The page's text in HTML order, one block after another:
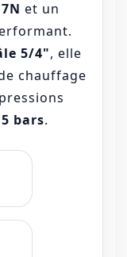
et un
5/4", elle
chauffage
5 bars.